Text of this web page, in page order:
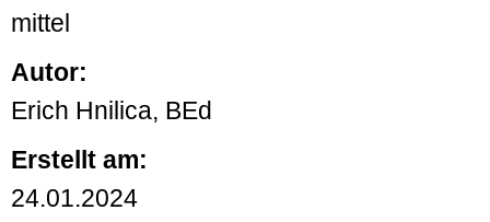
mittel
Autor:
Erich Hnilica, BEd
Erstellt am:
24.01.2024